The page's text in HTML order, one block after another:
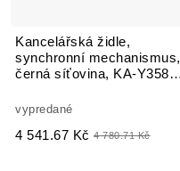
Kancelářská židle,
synchronní mechanismus,
černá síťovina, KA-Y358
vypredané
4 541.67 Kč 4 780.71 Kč